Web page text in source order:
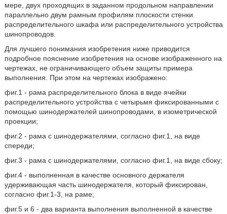
мере, двух проходящих в заданном продольном направлении
параллельно двум рамным профилям плоскости стенки
распределительного шкафа или распределительного устройства
шинопроводов.
Для лучшего понимания изобретения ниже приводится
подробное пояснение изобретения на основе изображенного на
чертежах, не ограничивающего объем защиты примера
выполнения. При этом на чертежах изображено:
фиг.1 - рама распределительного блока в виде ячейки
распределительного устройства с четырьмя фиксированными с
помощью шинодержателей шинопроводами, в изометрической
проекции;
фиг.2 - рама с шинодержателями, согласно фиг.1, на виде
спереди;
фиг.3 - рама с шинодержателями, согласно фиг.1, на виде сбоку;
фиг.4 - выполненная в качестве основного держателя
удерживающая часть шинодержателя, который фиксирован,
согласно фиг.1-3, на раме;
фиг.5 и 6 - два варианта выполнения выполненной в качестве